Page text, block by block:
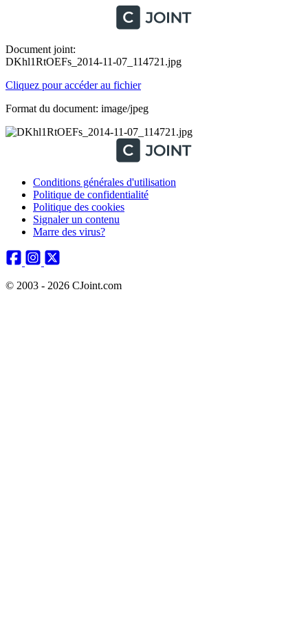
Document joint:
DKhl1RtOEFs_2014-11-07_114721.jpg
Cliquez pour accéder au fichier
Format du document: image/jpeg
Conditions générales d'utilisation
Politique de confidentialité
Politique des cookies
Signaler un contenu
Marre des virus?
© 2003 - 2026 CJoint.com